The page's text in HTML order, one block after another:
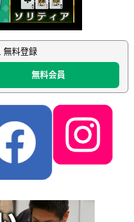
無料登録
無料会員